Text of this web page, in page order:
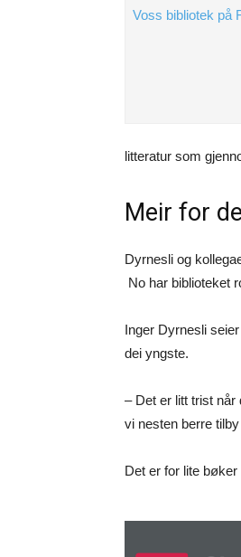
Voss bibliotek på
litteratur som
Meir for
Dyrnesli og
No har biblioteket
Inger Dyrnesli
dei yngste.
– Det er litt trist
vi nesten berre
Det er for lite